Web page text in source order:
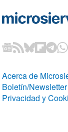
Acerca de
Boletín/Newsletter
Privacidad y